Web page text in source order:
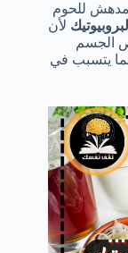
مدهش للحوم
لأن
الجسم
يتسبب في